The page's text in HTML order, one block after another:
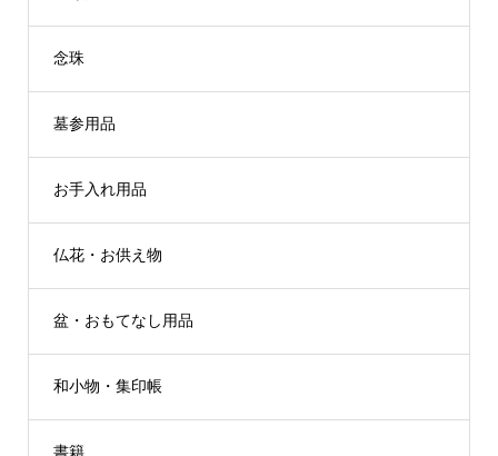
念珠
墓参用品
お手入れ用品
仏花・お供え物
盆・おもてなし用品
和小物・集印帳
書籍